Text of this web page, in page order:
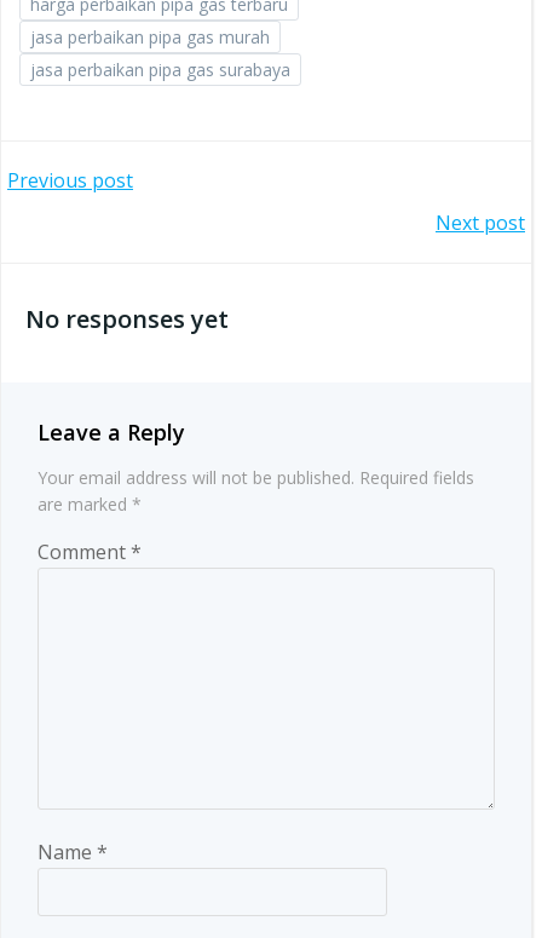
jasa perbaikan pipa gas murah
jasa perbaikan pipa gas surabaya
Post
Previous post
navigation
Next post
No responses yet
Leave a Reply
Your email address will not be published. Required fields
are marked *
Comment*
Name *